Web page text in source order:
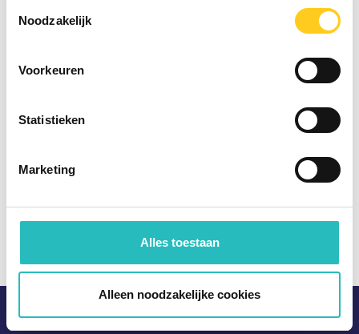
Noodzakelijk
Voorkeuren
Statistieken
Marketing
Alles toestaan
Alleen noodzakelijke cookies
Bedrijfsnaam
E-mail mij de onepager!
Critical Minds HQ
Burgemeester Breenplantsoen 1